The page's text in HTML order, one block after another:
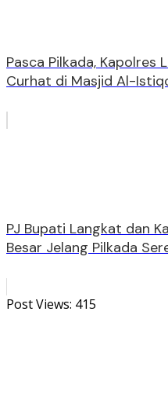
Pasca Pilkada, Kapolres
Curhat di Masjid Al-
PJ Bupati Langkat dan
Besar Jelang Pilkada
Post Views: 415